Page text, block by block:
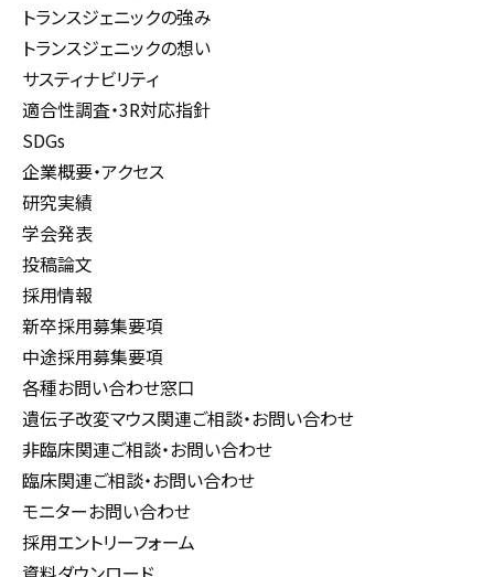
トランスジェニックの強み
トランスジェニックの想い
サスティナビリティ
適合性調査・3R対応指針
SDGs
企業概要・アクセス
研究実績
学会発表
投稿論文
採用情報
新卒採用募集要項
中途採用募集要項
各種お問い合わせ窓口
遺伝子改変マウス関連ご相談・お問い合わせ
非臨床関連ご相談・お問い合わせ
臨床関連ご相談・お問い合わせ
モニターお問い合わせ
採用エントリーフォーム